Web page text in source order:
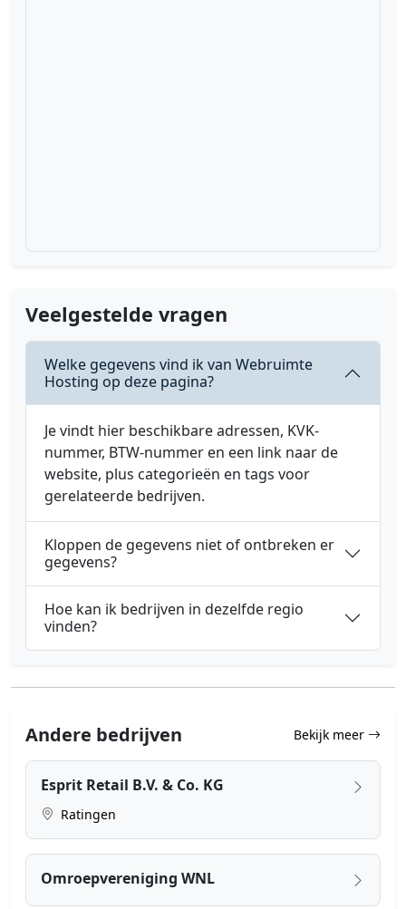
Veelgestelde vragen
Welke gegevens vind ik van Webruimte
Hosting op deze pagina?
Je vindt hier beschikbare adressen, KVK-
nummer, BTW-nummer en een link naar de
website, plus categorieën en tags voor
gerelateerde bedrijven.
Kloppen de gegevens niet of ontbreken er
gegevens?
Hoe kan ik bedrijven in dezelfde regio
vinden?
Andere bedrijven Bekijk meer
Esprit Retail B.V. & Co. KG
Ratingen
Omroepvereniging WNL